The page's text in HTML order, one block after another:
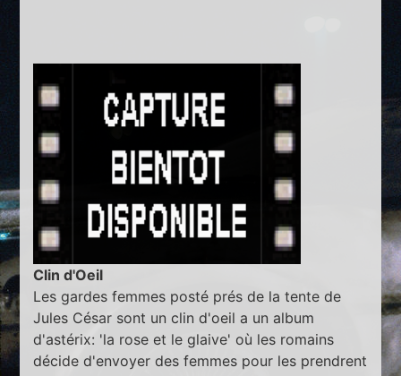
Clin d'Oeil
Les gardes femmes posté prés de la tente de
Jules César sont un clin d'oeil a un album
d'astérix: 'la rose et le glaive' où les romains
décide d'envoyer des femmes pour les prendrent